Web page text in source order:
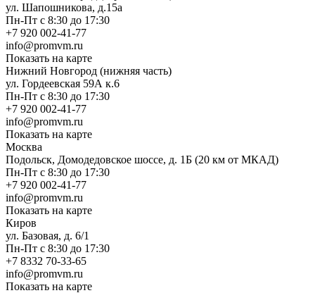
ул. Шапошникова, д.15а
Пн-Пт с 8:30 до 17:30
+7 920 002-41-77
info@promvm.ru
Показать на карте
Нижний Новгород (нижняя часть)
ул. Гордеевская 59А к.6
Пн-Пт с 8:30 до 17:30
+7 920 002-41-77
info@promvm.ru
Показать на карте
Москва
Подольск, Домодедовское шоссе, д. 1Б (20 км от МКАД)
Пн-Пт с 8:30 до 17:30
+7 920 002-41-77
info@promvm.ru
Показать на карте
Киров
ул. Базовая, д. 6/1
Пн-Пт с 8:30 до 17:30
+7 8332 70-33-65
info@promvm.ru
Показать на карте